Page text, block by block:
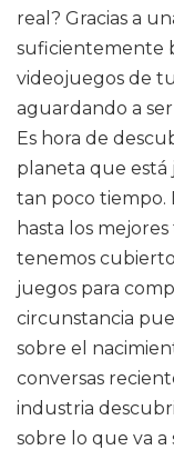
real? Gracias a
suficientemente
videojuegos de
aguardando a
Es hora de
planeta que está
tan poco tiempo.
hasta los
tenemos
juegos para
circunstancia
sobre el
conversas
industria
sobre lo que va